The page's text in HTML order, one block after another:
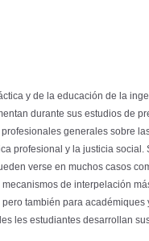
y de la educación de la
durante sus estudios de
generales sobre
profesional y la justicia
verse en muchos casos
de interpelación
también para
les estudiantes desarrollan